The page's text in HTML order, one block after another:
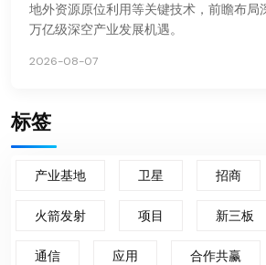
地外资源原位利用等关键技术，前瞻布局
万亿级深空产业发展机遇。
2026-08-07
标签
产业基地 卫星 招商
火箭发射 项目 新三板
通信 应用 合作共赢